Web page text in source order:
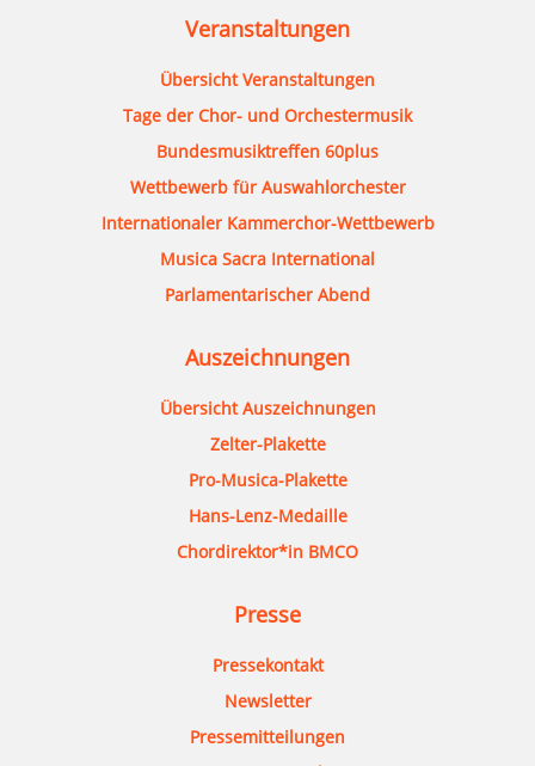
Veranstaltungen
Übersicht Veranstaltungen
Tage der Chor- und Orchestermusik
Bundesmusiktreffen 60plus
Wettbewerb für Auswahlorchester
Internationaler Kammerchor-Wettbewerb
Musica Sacra International
Parlamentarischer Abend
Auszeichnungen
Übersicht Auszeichnungen
Zelter-Plakette
Pro-Musica-Plakette
Hans-Lenz-Medaille
Chordirektor*in BMCO
Presse
Pressekontakt
Newsletter
Pressemitteilungen